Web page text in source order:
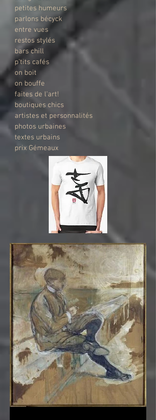
petites humeurs
parlons bécyck
entre vues
restos stylés
bars chill
p'tits cafés
on boit
on bouffe
faites de l'art!
boutiques chics
artistes et personnalités
photos urbaines
textes urbains
prix Gémeaux